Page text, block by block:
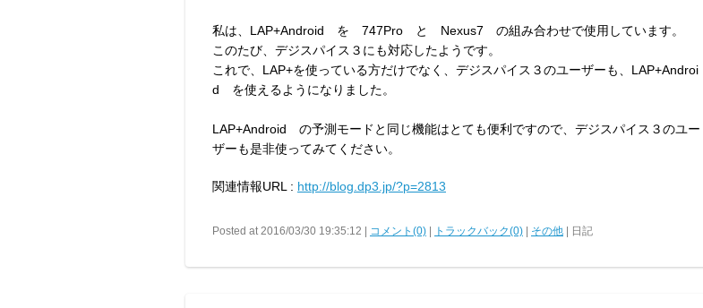
私は、LAP+Android を 747Pro と Nexus7 の組み合わせで使用しています。
このたび、デジスパイス３にも対応したようです。
これで、LAP+を使っている方だけでなく、デジスパイス３のユーザーも、LAP+Androi
d を使えるようになりました。
LAP+Android の予測モードと同じ機能はとても便利ですので、デジスパイス３のユー
ザーも是非使ってみてください。
関連情報URL : http://blog.dp3.jp/?p=2813
Posted at 2016/03/30 19:35:12 | コメント(0) トラックバック(0) その他 | 日記